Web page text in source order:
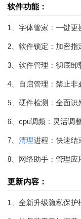
软件功能：
1、字体管家：一键更
2、软件锁定：加密指
3、软件管理：彻底卸
4、自启管理：禁止非
5、硬件检测：全面识
6、cpu调频：灵活调
7、 清理进程：快速结
8、网络助手：管理应
更新内容：
1、全新升级隐私保护